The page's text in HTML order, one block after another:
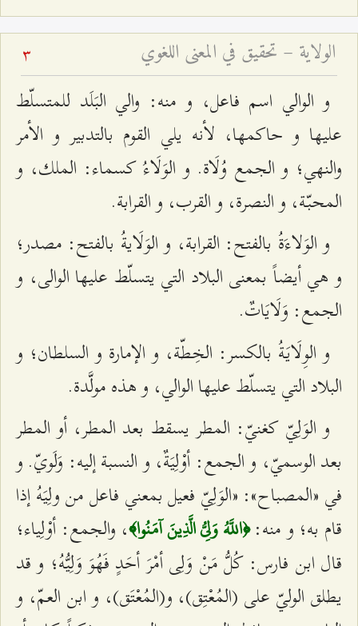
الولاية – تحقيق في المعنى اللغوي 3
و الوالي اسم فاعل، و منه: والي البَلَد للمتسلّط
عليها و حاكمها، لأنه يلي القوم بالتدبير و الأمر
والنهي؛ و الجمع وُلَاة. و الوَلَاءُ كسماء: الملك، و
المحبّة، و النصرة، و القرب، و القرابة.
و الوَلاءَةُ بالفتح: القرابة، و الوَلَايةُ بالفتح: مصدر؛
و هي أيضاً بمعنى البلاد التي يتسلّط عليها الوالى، و
الجمع: وَلَايَاتٌ.
و الوِلَايَةُ بالكسر: الخِطّة، و الإمارة و السلطان؛ و
البلاد التي يتسلّط عليها الوالي، و هذه مولَّدة.
و الوَلِيّ كغنيّ: المطر يسقط بعد المطر، أو المطر
بعد الوسميّ، و الجمع: أوْلِيَةٌ، و النسبة إليه: وَلَويّ. و
في «المصباح»: «الوَلِيّ فعيل بمعني فاعل من ولِيَهُ إذا
قام به؛ و منه:﴿اللَّهُ وَلِيُّ الَّذِينَ آمَنُوا﴾، والجمع: أوْلِياء؛
قال ابن فارس: كُلُّ مَنْ وَلِى أمْرَ أحَدٍ فَهُوَ وَلِيُّهُ؛ و قد
يطلق الوليّ على (المُعْتِق)، و(المُعْتَق)، و ابن العمّ، و